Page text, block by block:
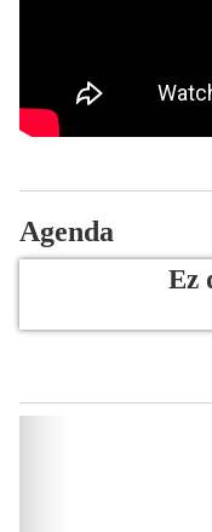
Agenda
Ez